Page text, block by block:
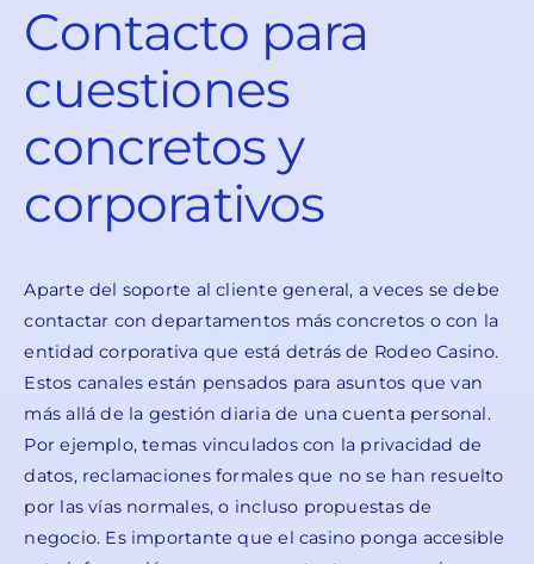
Contacto para
cuestiones
concretos y
corporativos
Aparte del soporte al cliente general, a veces se debe
contactar con departamentos más concretos o con la
entidad corporativa que está detrás de Rodeo Casino.
Estos canales están pensados para asuntos que van
más allá de la gestión diaria de una cuenta personal.
Por ejemplo, temas vinculados con la privacidad de
datos, reclamaciones formales que no se han resuelto
por las vías normales, o incluso propuestas de
negocio. Es importante que el casino ponga accesible